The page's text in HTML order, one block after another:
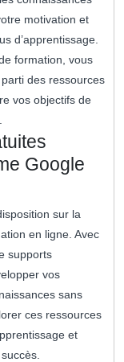
motivation et
d’apprentissage.
formation, vous
des ressources
vos objectifs de
Google
sur la
en ligne. Avec
supports
vos
sans
ces ressources
et